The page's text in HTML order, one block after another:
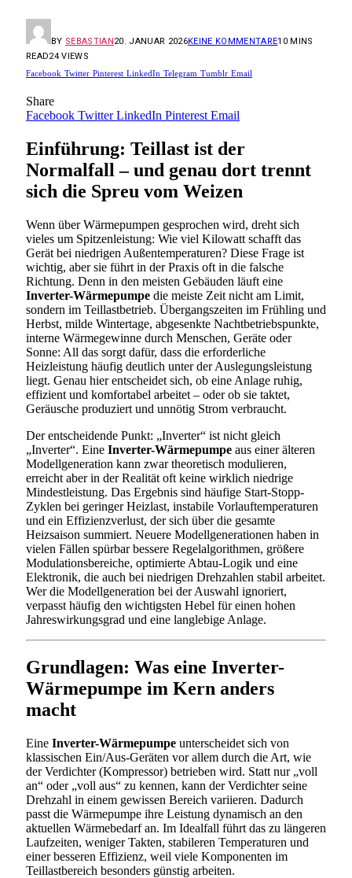
BY SEBASTIAN20. JANUAR 2026KEINE KOMMENTARE10 MINS
READ24VIEWS
Facebook Twitter Pinterest LinkedIn Telegram Tumblr Email
Share
Facebook Twitter LinkedIn Pinterest Email
Einführung: Teillast ist der
Normalfall – und genau dort trennt
sich die Spreu vom Weizen
Wenn über Wärmepumpen gesprochen wird, dreht sich
vieles um Spitzenleistung: Wie viel Kilowatt schafft das
Gerät bei niedrigen Außentemperaturen? Diese Frage ist
wichtig, aber sie führt in der Praxis oft in die falsche
Richtung. Denn in den meisten Gebäuden läuft eine
Inverter-Wärmepumpe die meiste Zeit nicht am Limit,
sondern im Teillastbetrieb. Übergangszeiten im Frühling und
Herbst, milde Wintertage, abgesenkte Nachtbetriebspunkte,
interne Wärmegewinne durch Menschen, Geräte oder
Sonne: All das sorgt dafür, dass die erforderliche
Heizleistung häufig deutlich unter der Auslegungsleistung
liegt. Genau hier entscheidet sich, ob eine Anlage ruhig,
effizient und komfortabel arbeitet – oder ob sie taktet,
Geräusche produziert und unnötig Strom verbraucht.
Der entscheidende Punkt: „Inverter“ ist nicht gleich
„Inverter“. Eine Inverter-Wärmepumpe aus einer älteren
Modellgeneration kann zwar theoretisch modulieren,
erreicht aber in der Realität oft keine wirklich niedrige
Mindestleistung. Das Ergebnis sind häufige Start-Stopp-
Zyklen bei geringer Heizlast, instabile Vorlauftemperaturen
und ein Effizienzverlust, der sich über die gesamte
Heizsaison summiert. Neuere Modellgenerationen haben in
vielen Fällen spürbar bessere Regelalgorithmen, größere
Modulationsbereiche, optimierte Abtau-Logik und eine
Elektronik, die auch bei niedrigen Drehzahlen stabil arbeitet.
Wer die Modellgeneration bei der Auswahl ignoriert,
verpasst häufig den wichtigsten Hebel für einen hohen
Jahreswirkungsgrad und eine langlebige Anlage.
Grundlagen: Was eine Inverter-
Wärmepumpe im Kern anders
macht
Eine Inverter-Wärmepumpe unterscheidet sich von
klassischen Ein/Aus-Geräten vor allem durch die Art, wie
der Verdichter (Kompressor) betrieben wird. Statt nur „voll
an“ oder „voll aus“ zu kennen, kann der Verdichter seine
Drehzahl in einem gewissen Bereich variieren. Dadurch
passt die Wärmepumpe ihre Leistung dynamisch an den
aktuellen Wärmebedarf an. Im Idealfall führt das zu längeren
Laufzeiten, weniger Takten, stabileren Temperaturen und
einer besseren Effizienz, weil viele Komponenten im
Teillastbereich besonders günstig arbeiten.